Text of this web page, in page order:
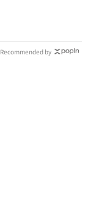
Recommended by